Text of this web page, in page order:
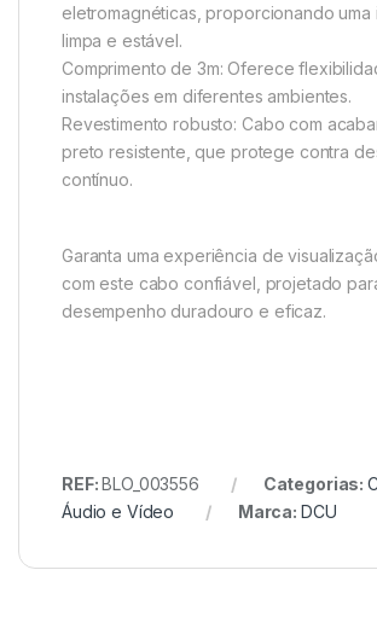
eletromagnéticas, proporcionando uma
limpa e estável.
Comprimento de 3m: Oferece
instalações em diferentes ambientes.
Revestimento robusto: Cabo com
preto resistente, que protege contra
contínuo.
Garanta uma experiência de
com este cabo confiável, projetado
desempenho duradouro e eficaz.
REF:BLO_003556 Categorias:
Áudio e Vídeo
Marca: DCU